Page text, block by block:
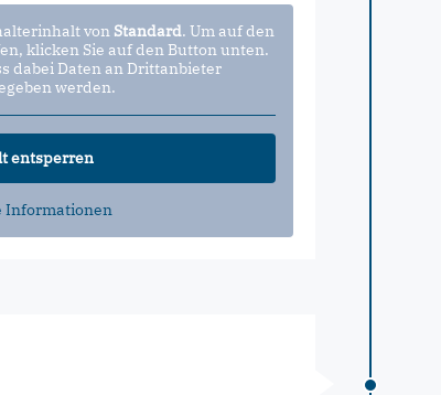
von Standard. Um auf den
klicken Sie auf den Button unten.
dabei Daten an Drittanbieter
werden.
entsperren
Informationen